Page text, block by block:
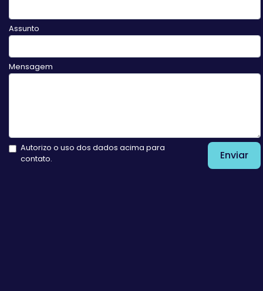
Assunto
Mensagem
Autorizo o uso dos dados acima para
contato.
Enviar